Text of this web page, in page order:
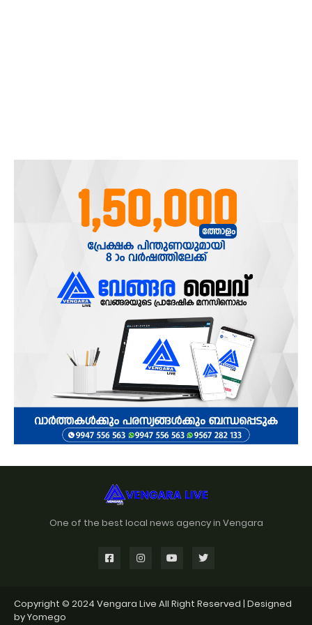
One of the best local news agency in Vengara
Copyright © 2024 Vengara Live All Right Reserved | Designed
byYomego